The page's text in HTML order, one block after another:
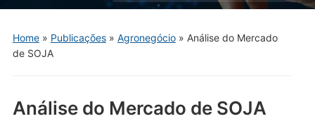
menu
Home» Publicações» Agronegócio» Análise do Mercado
de SOJA
Análise do Mercado de SOJA